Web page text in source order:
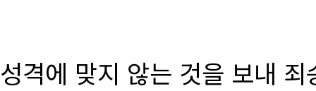
성격에 맞지 않는 것을 보내